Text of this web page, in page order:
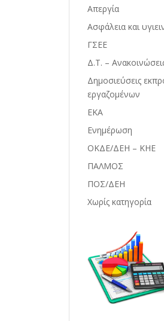
Απεργία
Ασφάλεια και
ΓΣΕΕ
Δ.Τ. –
Δημοσιεύσεις
εργαζομένων
ΕΚΑ
Ενημέρωση
ΟΚΔΕ/ΔΕΗ – ΚΗΕ
ΠΑΛΜΟΣ
ΠΟΣ/ΔΕΗ
Χωρίς κατηγορία